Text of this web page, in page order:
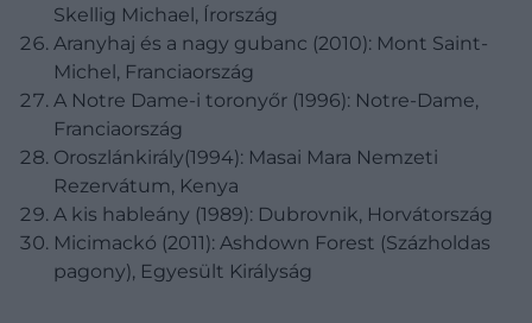
Skellig Michael, Írország
Aranyhaj és a nagy gubanc (2010): Mont Saint-
Michel, Franciaország
A Notre Dame-i toronyőr (1996): Notre-Dame,
Franciaország
Oroszlánkirály(1994): Masai Mara Nemzeti
Rezervátum, Kenya
A kis hableány (1989): Dubrovnik, Horvátország
Micimackó (2011): Ashdown Forest (Százholdas
pagony), Egyesült Királyság